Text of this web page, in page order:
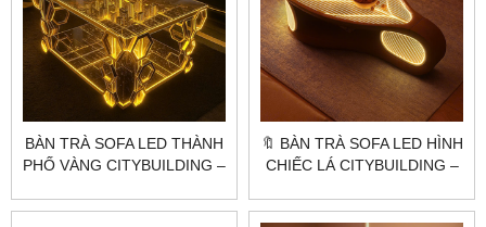
BÀN TRÀ SOFA LED THÀNH
PHỐ VÀNG CITYBUILDING –
VÀNG SANG TRỌNG
🔖 BÀN TRÀ SOFA LED HÌNH
CHIẾC LÁ CITYBUILDING –
SANG TRỌNG